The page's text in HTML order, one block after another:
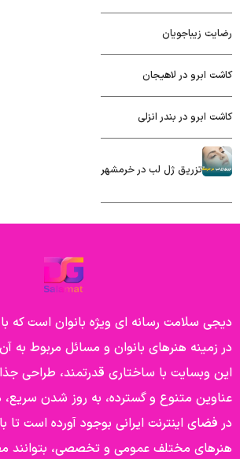
رضایت زیباجویان
کاشت ابرو در لاهیجان
کاشت ابرو در بندر انزلی
تزریق ژل لب در خرمشهر
دیجی سلامت رسانه ای ویژه بانوان است
در زمینه هنرهای بانوان و مسائل مربوط به
این وبسایت با ساختاری قدرتمند، طراحی
عناوین متنوع و گسترده، به روز شدن
در فضای اینترنت ایرانی بوجود آورده است تا
هنرهای مختلف عمومی و تخصصی، بتوانند